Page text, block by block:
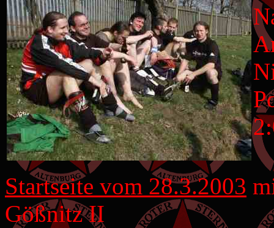
Startseite vom 28.3.2003
Gößnitz II